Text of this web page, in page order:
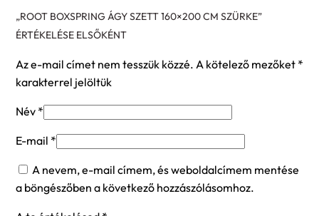
„ROOT BOXSPRING ÁGY SZETT 160×200 CM SZÜRKE”
ÉRTÉKELÉSE ELSŐKÉNT
Az e-mail címet nem tesszük közzé. A kötelező mezőket *
karakterrel jelöltük
Név *
E-mail *
A nevem, e-mail címem, és weboldalcímem mentése
a böngészőben a következő hozzászólásomhoz.